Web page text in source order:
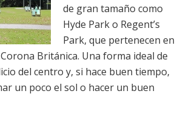
de gran tamaño como
Hyde Park o Regent’s
Park, que pertenecen en
Británica. Una forma ideal de
del centro y, si hace buen tiempo,
un poco el sol o hacer un buen